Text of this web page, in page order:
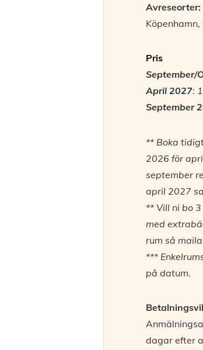
Avreseorter:
Pris
September/
April 2027:
September
** Boka
2026 för
september
april 2027
** Vill ni bo
med
rum så
***
på datum.
dagar efter